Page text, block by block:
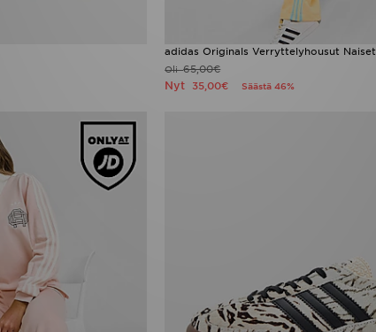
adidas Originals Verryttelyhousut Naiset
Oli65,00€
Nyt 35,00€ Säästä 46%